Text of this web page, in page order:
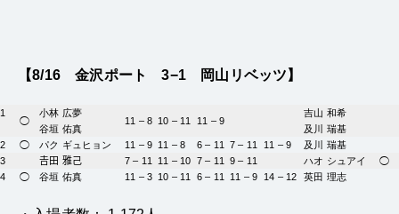
【8/16金沢ポート 3−1 岡山リベッツ】
1
◯
小林 広夢
11 – 8 10 – 11 11 – 9
吉山 和希
谷垣 佑真
及川 瑞基
2
◯ パク ギュヒョン 11 – 9 11 – 8 6 – 11 7 – 11 11 – 9
及川 瑞基
3
𠮷田 雅己 7 – 11 11 – 10 7 – 11 9 – 11 ハオ シュアイ
◯
4
◯ 谷垣 佑真 11 – 3 10 – 11 6 – 11 11 – 9 14 – 12 英田 理志